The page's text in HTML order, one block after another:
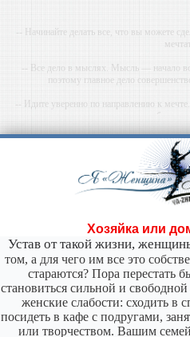
---
секс - «Семейные отношения»